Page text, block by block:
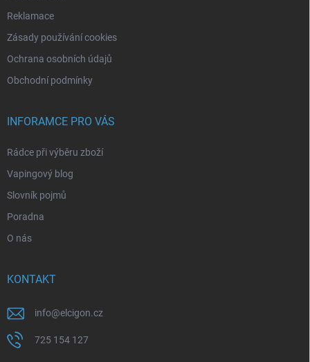
Reklamace
Zásady používání cookies
Ochrana osobních údajů
Obchodní podmínky
INFORAMCE PRO VÁS
Rádce při výběru zboží
Vapingový blog
Slovník pojmů
Poradna
O nás
KONTAKT
info@elcigon.cz
725 154 127